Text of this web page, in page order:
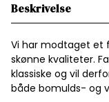
Beskrivelse
Vi har modtaget et
skønne kvaliteter.
klassiske og vil
både bomulds- og